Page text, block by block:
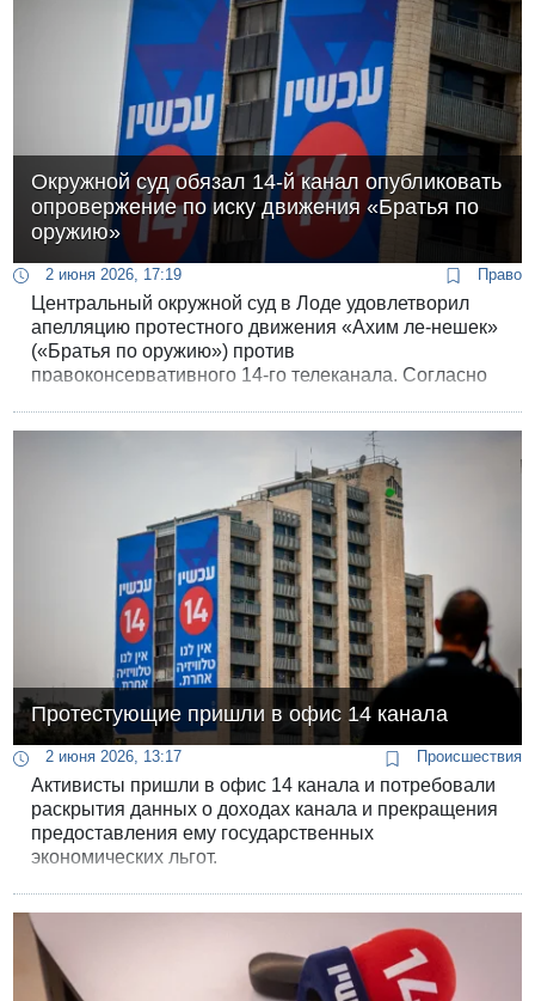
Окружной суд обязал 14-й канал опубликовать
опровержение по иску движения «Братья по
оружию»
2 июня 2026, 17:19 Право
Центральный окружной суд в Лоде удовлетворил
апелляцию протестного движения «Ахим ле-нешек»
(«Братья по оружию») против
правоконсервативного 14-го телеканала. Согласно
публикаций, в которых утверждалось, что
подозреваемым по громкому делу о шпионаже и
утечке секретных данных в Южном командовании
ЦАХАЛа, является одним из ключевых
руководителей этого движения.
Протестующие пришли в офис 14 канала
2 июня 2026, 13:17 Происшествия
Активисты пришли в офис 14 канала и потребовали
раскрытия данных о доходах канала и прекращения
предоставления ему государственных
экономических льгот.